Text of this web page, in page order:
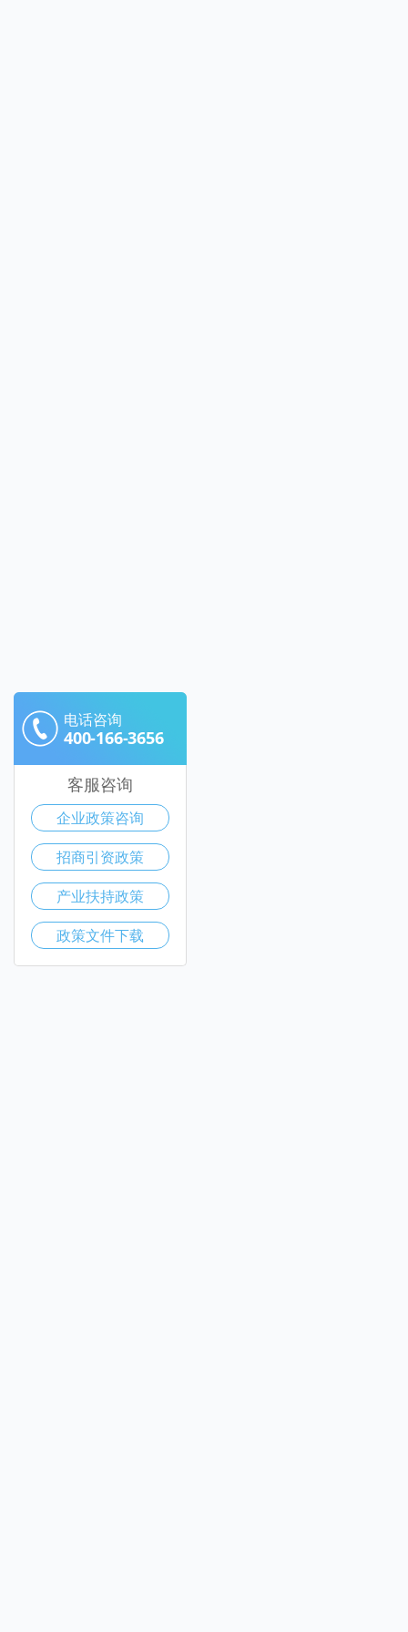
电话咨询
400-166-3656
客服咨询
企业政策咨询
招商引资政策
产业扶持政策
政策文件下载